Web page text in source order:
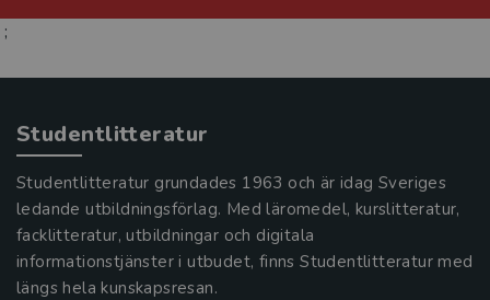
;
Studentlitteratur
Studentlitteratur grundades 1963 och är idag Sveriges
ledande utbildningsförlag. Med läromedel, kurslitteratur,
facklitteratur, utbildningar och digitala
informationstjänster i utbudet, finns Studentlitteratur med
längs hela kunskapsresan.